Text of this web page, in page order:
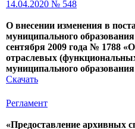
14.04.2020 № 548
О внесении изменения в
муниципального
сентября 2009 года № 1788
отраслевых
муниципального
Скачать
Регламент
«Предоставление архивных